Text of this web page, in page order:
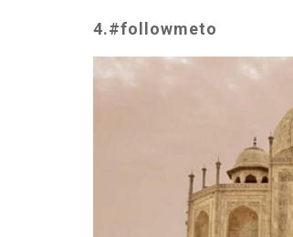
4.#followmeto